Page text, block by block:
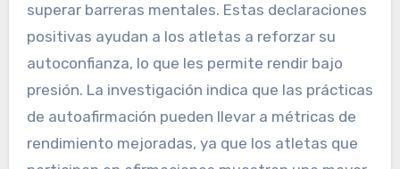
superar barreras mentales. Estas declaraciones
positivas ayudan a los atletas a reforzar su
autoconfianza, lo que les permite rendir bajo
presión. La investigación indica que las prácticas
de autoafirmación pueden llevar a métricas de
rendimiento mejoradas, ya que los atletas que